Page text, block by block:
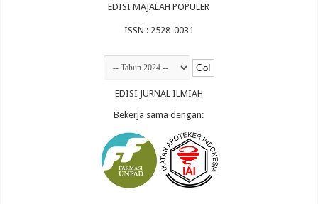
EDISI MAJALAH POPULER
ISSN : 2528-0031
EDISI JURNAL ILMIAH
Bekerja sama dengan: